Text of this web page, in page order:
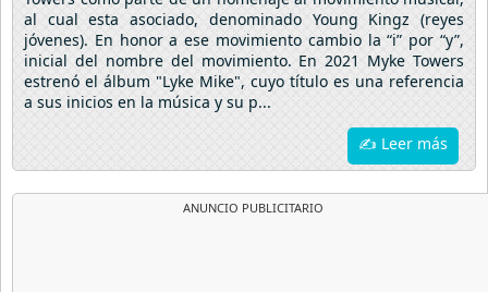
al cual esta asociado, denominado Young Kingz (reyes
jóvenes). En honor a ese movimiento cambio la “i” por “y”,
inicial del nombre del movimiento. En 2021 Myke Towers
estrenó el álbum "Lyke Mike", cuyo título es una referencia
a sus inicios en la música y su p...
✍ Leer más
ANUNCIO PUBLICITARIO